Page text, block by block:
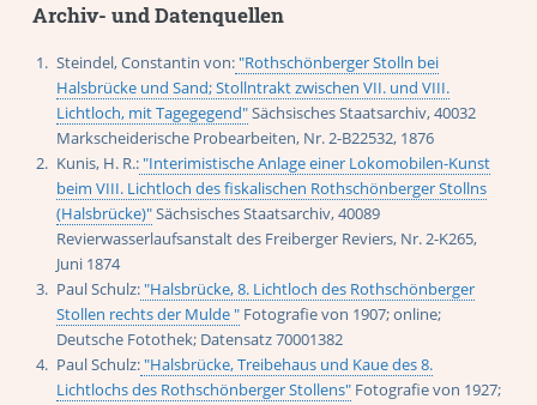
Archiv- und Datenquellen
Steindel, Constantin von:"Rothschönberger Stolln bei
Halsbrücke und Sand; Stollntrakt zwischen VII. und VIII.
Lichtloch, mit Tagegegend"Sächsisches Staatsarchiv, 40032
Markscheiderische Probearbeiten, Nr. 2-B22532, 1876
Kunis, H. R.:"Interimistische Anlage einer Lokomobilen-Kunst
beim VIII. Lichtloch des fiskalischen Rothschönberger Stollns
(Halsbrücke)"Sächsisches Staatsarchiv, 40089
Revierwasserlaufsanstalt des Freiberger Reviers, Nr. 2-K265,
Juni 1874
Paul Schulz:"Halsbrücke, 8. Lichtloch des Rothschönberger
Stollen rechts der Mulde "Fotografie von 1907; online;
Deutsche Fotothek; Datensatz 70001382
Paul Schulz:"Halsbrücke, Treibehaus und Kaue des 8.
Lichtlochs des Rothschönberger Stollens"Fotografie von 1927;